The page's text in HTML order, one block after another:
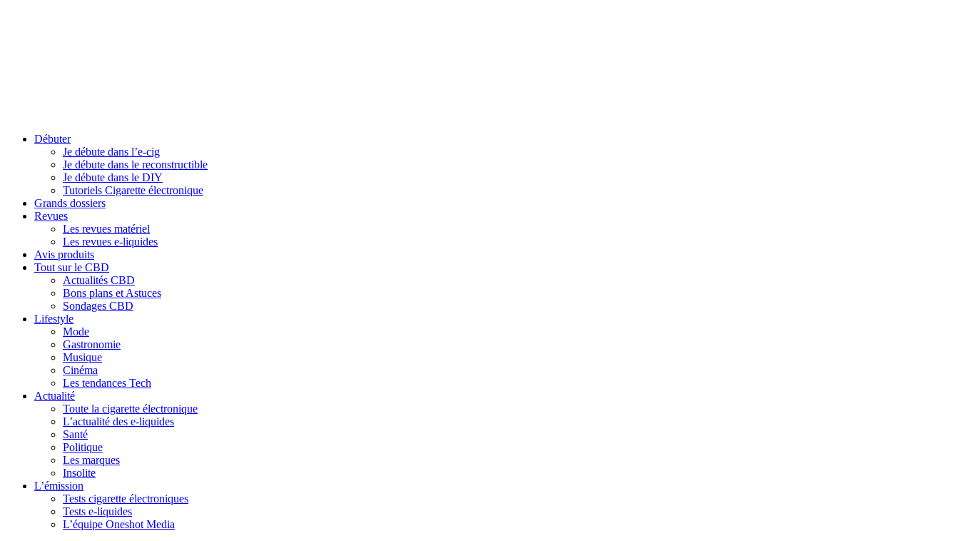
Débuter
Je débute dans l’e-cig
Je débute dans le reconstructible
Je débute dans le DIY
Tutoriels Cigarette électronique
Grands dossiers
Revues
Les revues matériel
Les revues e-liquides
Avis produits
Tout sur le CBD
Actualités CBD
Bons plans et Astuces
Sondages CBD
Lifestyle
Mode
Gastronomie
Musique
Cinéma
Les tendances Tech
Actualité
Toute la cigarette électronique
L’actualité des e-liquides
Santé
Politique
Les marques
Insolite
L’émission
Tests cigarette électroniques
Tests e-liquides
L’équipe Oneshot Media